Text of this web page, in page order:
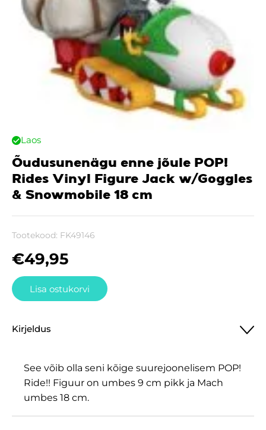
Laos
Õudusunenägu enne jõule POP!
Rides Vinyl Figure Jack w/Goggles
& Snowmobile 18 cm
Tootekood: FK49146
€49,95
Lisa ostukorvi
Kirjeldus
See võib olla seni kõige suurejoonelisem POP!
Ride!! Figuur on umbes 9 cm pikk ja Mach
umbes 18 cm.